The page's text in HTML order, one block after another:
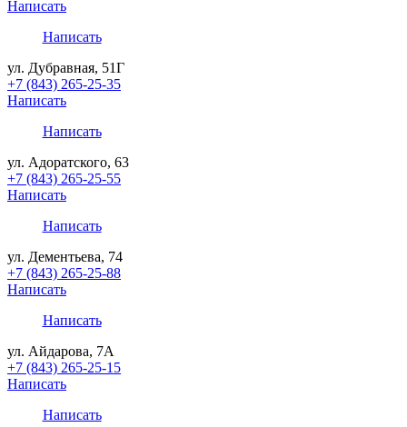
Написать
Написать
ул. Дубравная, 51Г
+7 (843) 265-25-35
Написать
Написать
ул. Адоратского, 63
+7 (843) 265-25-55
Написать
Написать
ул. Дементьева, 74
+7 (843) 265-25-88
Написать
Написать
ул. Айдарова, 7А
+7 (843) 265-25-15
Написать
Написать